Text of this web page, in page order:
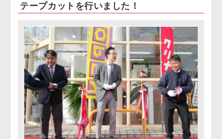
テープカットを行いました！